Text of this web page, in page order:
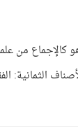
كالإجماع من